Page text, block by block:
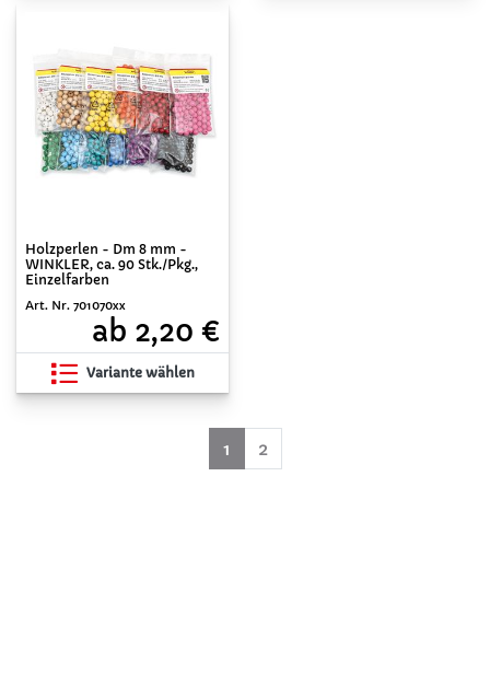
Holzperlen - Dm 8 mm -
WINKLER, ca. 90 Stk./Pkg.,
Einzelfarben
Art. Nr. 701070xx
ab 2,20 €
Variante wählen
1 (aktuell)
2